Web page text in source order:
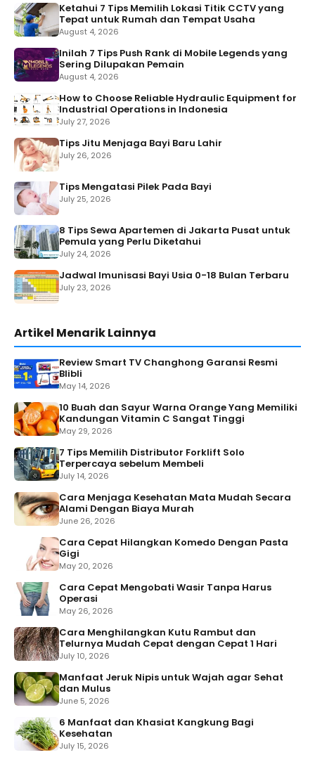
Ketahui 7 Tips Memilih Lokasi Titik CCTV yang
Tepat untuk Rumah dan Tempat Usaha
August 4, 2026
Inilah 7 Tips Push Rank di Mobile Legends yang
Sering Dilupakan Pemain
August 4, 2026
How to Choose Reliable Hydraulic Equipment for
Industrial Operations in Indonesia
July 27, 2026
Tips Jitu Menjaga Bayi Baru Lahir
July 26, 2026
Tips Mengatasi Pilek Pada Bayi
July 25, 2026
8 Tips Sewa Apartemen di Jakarta Pusat untuk
Pemula yang Perlu Diketahui
July 24, 2026
Jadwal Imunisasi Bayi Usia 0-18 Bulan Terbaru
July 23, 2026
Artikel Menarik Lainnya
Review Smart TV Changhong Garansi Resmi
Blibli
May 14, 2026
10 Buah dan Sayur Warna Orange Yang Memiliki
Kandungan Vitamin C Sangat Tinggi
May 29, 2026
7 Tips Memilih Distributor Forklift Solo
Terpercaya sebelum Membeli
July 14, 2026
Cara Menjaga Kesehatan Mata Mudah Secara
Alami Dengan Biaya Murah
June 26, 2026
Cara Cepat Hilangkan Komedo Dengan Pasta
Gigi
May 20, 2026
Cara Cepat Mengobati Wasir Tanpa Harus
Operasi
May 26, 2026
Cara Menghilangkan Kutu Rambut dan
Telurnya Mudah Cepat dengan Cepat 1 Hari
July 10, 2026
Manfaat Jeruk Nipis untuk Wajah agar Sehat
dan Mulus
June 5, 2026
6 Manfaat dan Khasiat Kangkung Bagi
Kesehatan
July 15, 2026